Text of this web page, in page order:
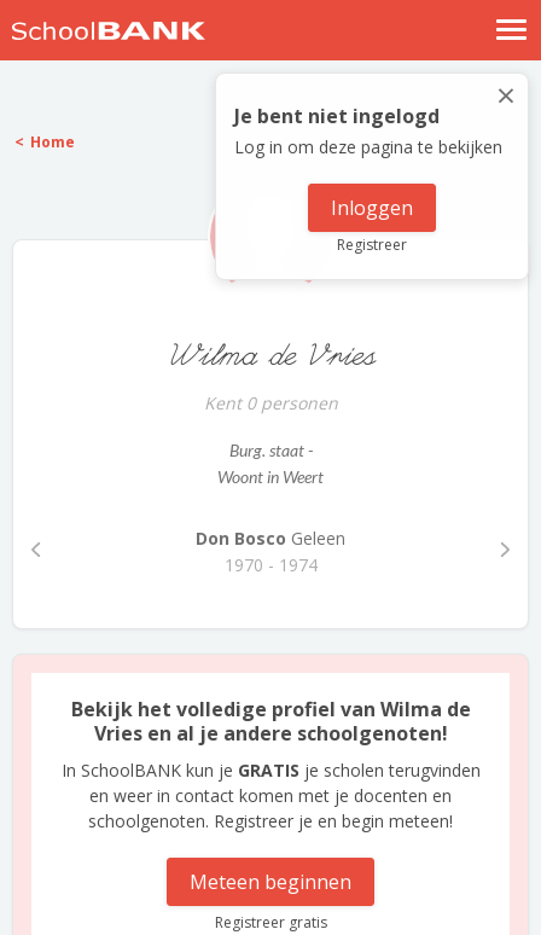
Nostalgische verhalen
Log in
Meld je gratis aan
×
Je bent niet ingelogd
Log in om deze pagina te bekijken
Inloggen
Registreer
Home
Wilma de Vries
Kent 0 personen
Burg. staat -
Woont in Weert
Don Bosco Geleen
1970 - 1974
Bekijk het volledige profiel van Wilma de
Vries en al je andere schoolgenoten!
In SchoolBANK kun je GRATIS je scholen terugvinden
en weer in contact komen met je docenten en
schoolgenoten. Registreer je en begin meteen!
Meteen beginnen
Registreer gratis